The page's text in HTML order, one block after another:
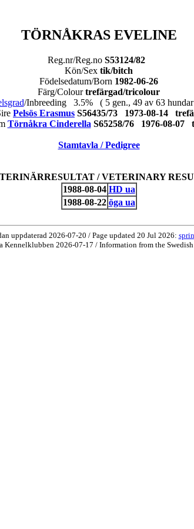
TÖRNÅKRAS EVELINE
Reg.nr/Reg.no S53124/82
Kön/Sex tik/bitch
Födelsedatum/Born 1982-06-26
Färg/Colourtrefärgad/tricolour
/Inbreeding 3.5% ( 5 gen., 49 av 63
Pelsös Erasmus S56435/73 1973-08-14
Törnåkra Cinderella S65258/76 1976-08-
Stamtavla / Pedigree
/ VETERINARY
1988-08-04 HD ua
1988-08-22 öga ua
uppdaterad 2026-07-20 / Page updated 20 Jul 2026:
Kennelklubben 2026-07-17 / Information from the